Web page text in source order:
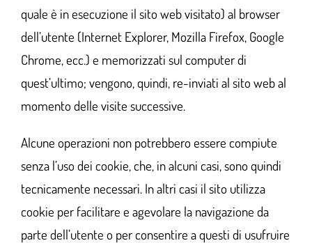
quale è in esecuzione il sito web visitato) al browser
dell’utente (Internet Explorer, Mozilla Firefox, Google
Chrome, ecc.) e memorizzati sul computer di
quest’ultimo; vengono, quindi, re-inviati al sito web al
momento delle visite successive.
Alcune operazioni non potrebbero essere compiute
senza l’uso dei cookie, che, in alcuni casi, sono quindi
tecnicamente necessari. In altri casi il sito utilizza
cookie per facilitare e agevolare la navigazione da
parte dell’utente o per consentire a questi di usufruire